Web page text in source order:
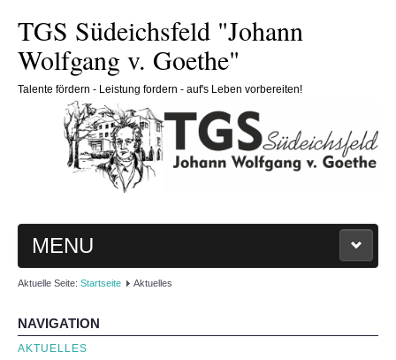
TGS Südeichsfeld "Johann
Wolfgang v. Goethe"
Talente fördern - Leistung fordern - auf's Leben vorbereiten!
MENU
HOME
SCHULE
Aktuelle Seite: Startseite Aktuelles
NAVIGATION
AKTUELLES